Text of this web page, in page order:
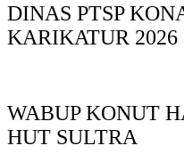
DINAS PTSP
KARIKATUR 2026
WABUP KONUT
HUT SULTRA